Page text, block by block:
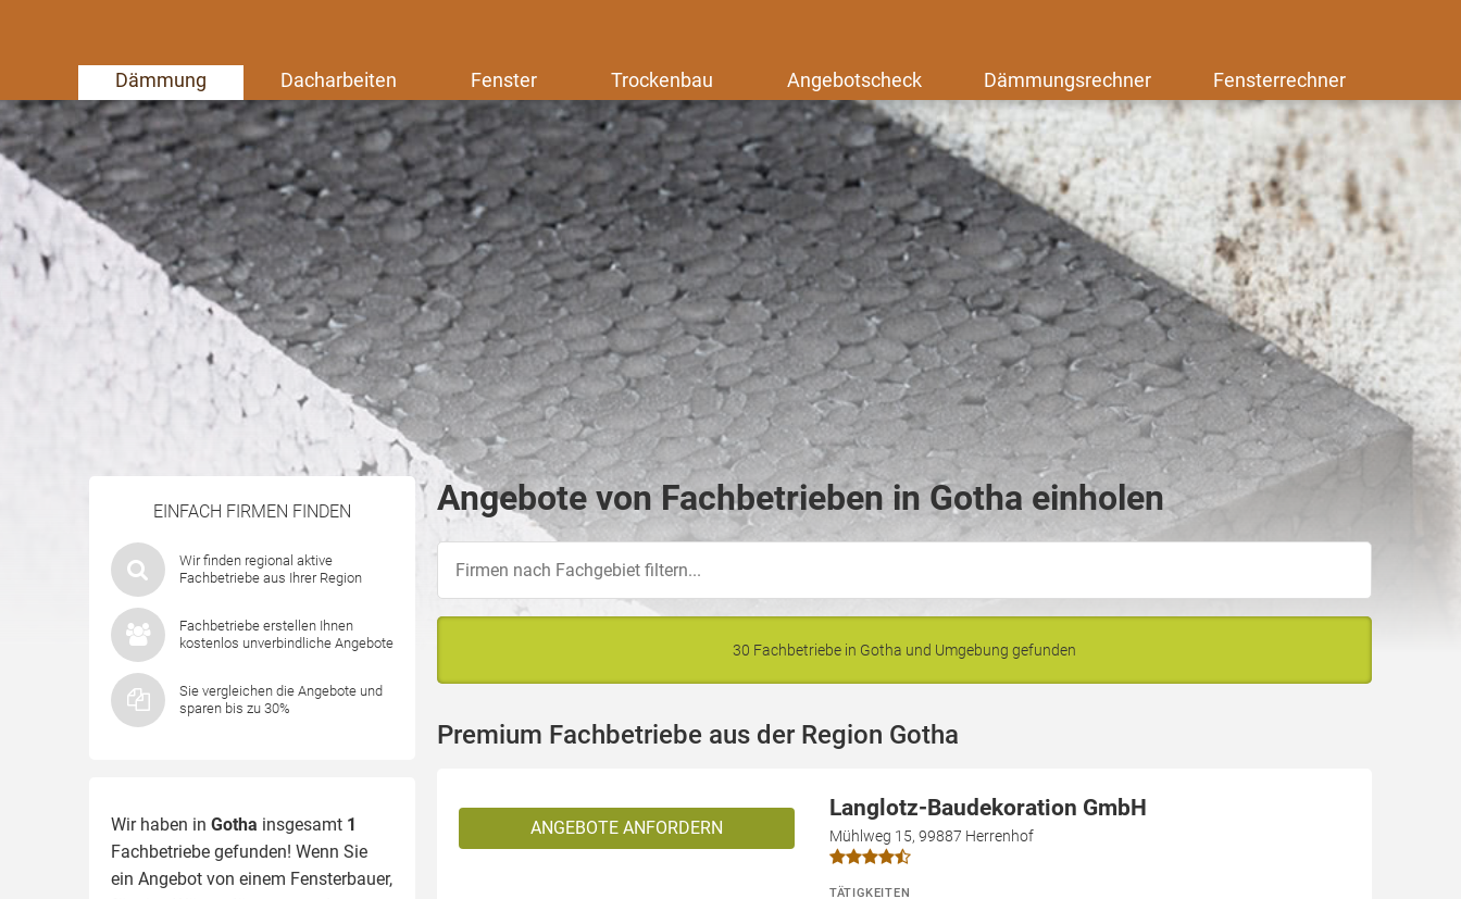
Dämmung Dacharbeiten Fenster Trockenbau Angebotscheck Dämmungsrechner Fensterrechner
EINFACH FIRMEN FINDEN
Wir finden regional aktive
Fachbetriebe aus Ihrer Region
Fachbetriebe erstellen Ihnen
kostenlos unverbindliche Angebote
Sie vergleichen die Angebote und
sparen bis zu 30%
Wir haben in Gotha insgesamt 1
Fachbetriebe gefunden! Wenn Sie
ein Angebot von einem Fensterbauer,
Angebote von Fachbetrieben in Gotha einholen
30 Fachbetriebe in Gotha und Umgebung gefunden
Premium Fachbetriebe aus der Region Gotha
ANGEBOTE ANFORDERN
Langlotz-Baudekoration GmbH
Mühlweg 15, 99887 Herrenhof
TÄTIGKEITEN